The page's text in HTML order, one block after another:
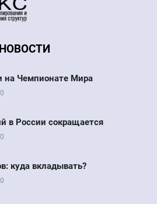
НОВОСТИ
на Чемпионате Мира
0
в России сокращается
0
куда вкладывать?
0